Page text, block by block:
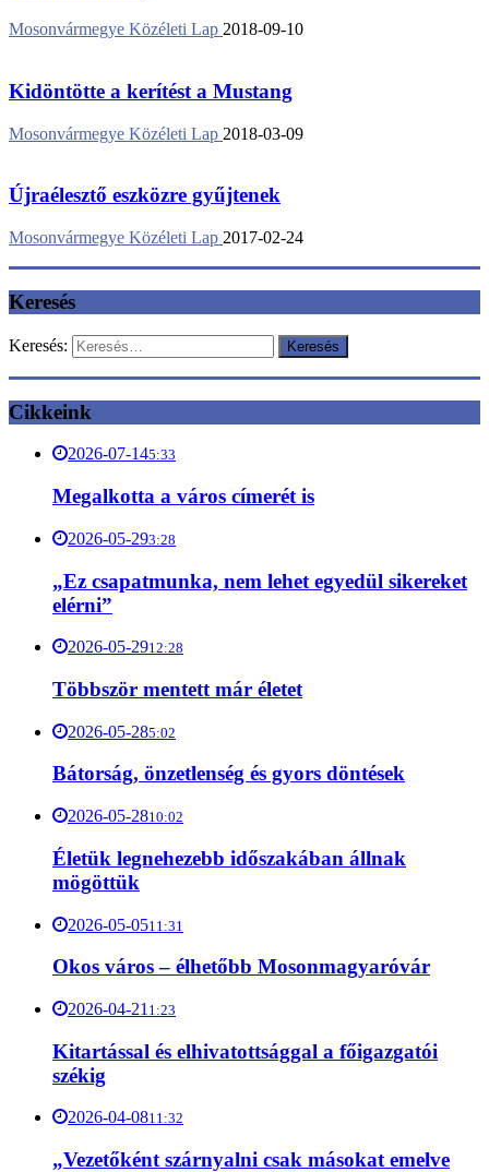
Mosonvármegye Közéleti Lap 2018-09-10
Kidöntötte a kerítést a Mustang
Mosonvármegye Közéleti Lap 2018-03-09
Újraélesztő eszközre gyűjtenek
Mosonvármegye Közéleti Lap 2017-02-24
Keresés
Keresés:
Cikkeink
2026-07-145:33
Megalkotta a város címerét is
2026-05-293:28
„Ez csapatmunka, nem lehet egyedül sikereket
elérni”
2026-05-2912:28
Többször mentett már életet
2026-05-285:02
Bátorság, önzetlenség és gyors döntések
2026-05-2810:02
Életük legnehezebb időszakában állnak
mögöttük
2026-05-0511:31
Okos város – élhetőbb Mosonmagyaróvár
2026-04-21 1:23
Kitartással és elhivatottsággal a főigazgatói
székig
2026-04-0811:32
„Vezetőként szárnyalni csak másokat emelve